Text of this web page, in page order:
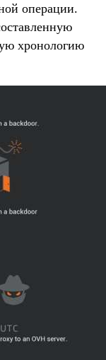
операции.
хронологию